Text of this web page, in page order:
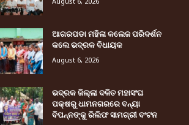
ଆଗରପଡା ମହିଳା କଲେଜ ପରିଦର୍ଶନ
କଲେ ଭଦ୍ରକ ବିଧାୟକ
August 6, 2026
ଭଦ୍ରକ ଜିଲ୍ଲା ଦଳିତ ମହାସଂଘ
ପକ୍ଷରୁ ଧାମନଗରରେ ବନ୍ୟା
ବିପନ୍ନଙ୍କୁ ରିଲିଫ ସାମଗ୍ରୀ ବଂଟନ